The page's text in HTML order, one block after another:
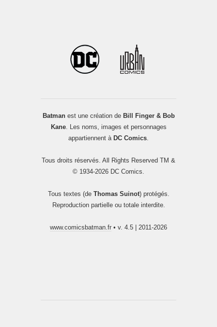
Batmanest une création de Bill Finger & Bob
Kane. Les noms, images et personnages
appartiennent à DC Comics
Tous droits réservés. All Rights Reserved TM &
© 1934-2026 DC Comics.
Tous textes (de Thomas Suinot) protégés.
Reproduction partielle ou totale interdite.
www.comicsbatman.fr • v. 4.5 | 2011-2026